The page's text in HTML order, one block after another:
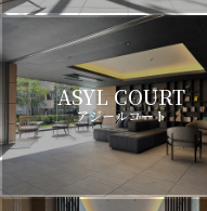
ASYL COURT
アジールコート